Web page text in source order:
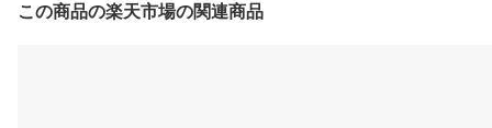
この商品の楽天市場の関連商品